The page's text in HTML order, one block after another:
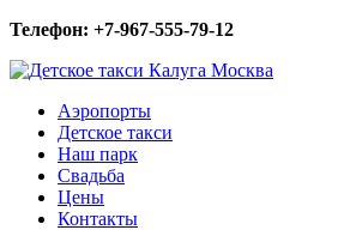
Телефон: +7-967-555-79-12
Аэропорты
Детское такси
Наш парк
Свадьба
Цены
Контакты